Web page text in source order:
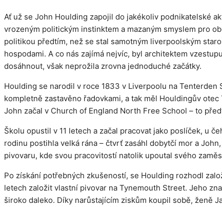
Ať už se John Houlding zapojil do jakékoliv podnikatelské
vrozeným politickým instinktem a mazaným smyslem pro
politikou předtím, než se stal samotným liverpoolským
hospodami. A co nás zajímá nejvíc, byl architektem
dosáhnout, však neprožila zrovna jednoduché začátky.
Houlding se narodil v roce 1833 v Liverpoolu na
kompletně zastavěno řadovkami, a tak měl Houldingův
John začal v Church of England North Free School – to
Školu opustil v 11 letech a začal pracovat jako poslíček, u
rodinu postihla velká rána – čtvrť zasáhl dobytčí mor a
pivovaru, kde svou pracovitostí natolik upoutal svého
Po získání potřebných zkušeností, se Houlding rozhodl
letech založit vlastní pivovar na Tynemouth Street. Jeho
široko daleko. Díky narůstajícím ziskům koupil sobě, ženě